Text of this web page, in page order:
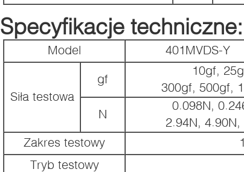
Specyfikacje techniczne:
Model 401MVDS-Y
Siła testowa
gf
10gf,
300gf, 500gf,
N
0.098N,
2.94N,
Zakres testowy
Tryb testowy